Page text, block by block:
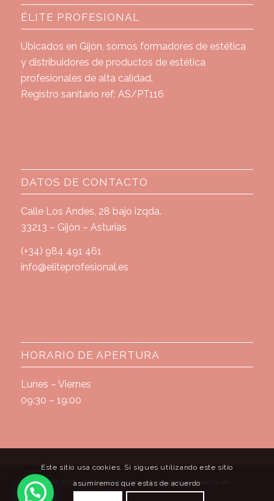
ÉLITE PROFESIONAL
Ubicados en Gijón, somos formadores de estética
y distribuidores de productos de estética
profesionales de alta calidad.
Registro sanitario ref: AS/PT116
DATOS DE CONTACTO
Calle Los Andes, 28 bajo izqda.
33213 – Gijón – Asturias
(+34) 984 491 461
info@eliteprofesional.es
HORARIO DE APERTURA
Lunes – Viernes
09:30 – 19:00
© Copyright 2019 - Élite Profesional by Soraya Zoncal -Política de
privacidad
Este sitio usa cookies. Si sigues utilizando este sitio
asumiremos que estás de acuerdo